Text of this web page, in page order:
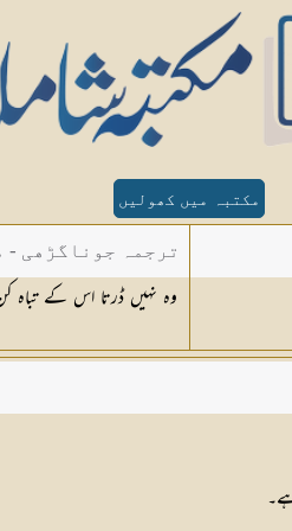
مکتبہ میں کھولیں
ترجمہ جوناگڑھی -
وہ نہیں ڈرتا اس کے تباہ